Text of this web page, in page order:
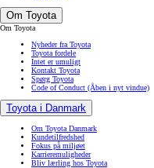
Om Toyota
Om Toyota
Nyheder fra Toyota
Toyota fordele
Intet er umuligt
Kontakt Toyota
Spørg Toyota
Code of Conduct (Åben i nyt vindue)
Toyota i Danmark
Om Toyota Danmark
Kundetilfredshed
Fokus på miljøet
Karrieremuligheder
Bliv lærling hos Toyota